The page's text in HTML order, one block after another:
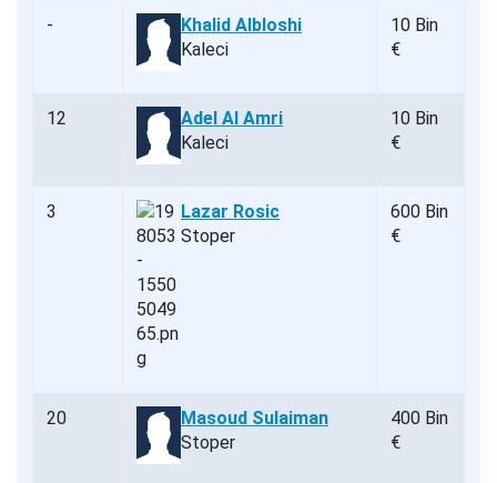
-
Khalid Albloshi
Kaleci
10 Bin
€
12
Adel Al Amri
Kaleci
10 Bin
€
3
Lazar Rosic
Stoper
600 Bin
€
20
Masoud Sulaiman
Stoper
400 Bin
€